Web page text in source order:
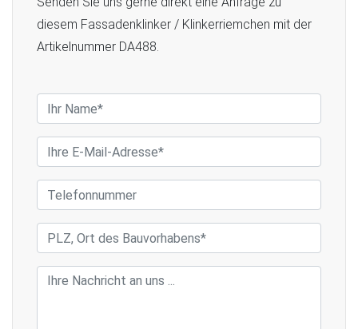
diesem Fassadenklinker / Klinkerriemchen mit der
Artikelnummer DA488.